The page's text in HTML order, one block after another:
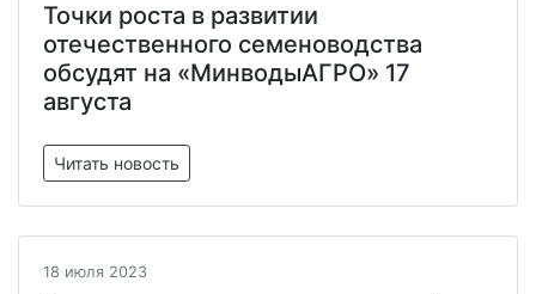
Точки роста в развитии
отечественного семеноводства
обсудят на «МинводыАГРО» 17
августа
Читать новость
18 июля 2023